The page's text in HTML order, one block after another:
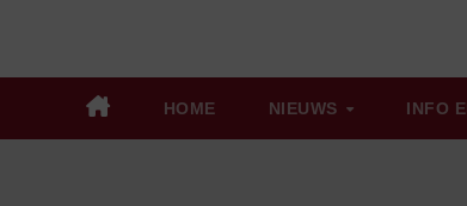
HOME NIEUWS INFO